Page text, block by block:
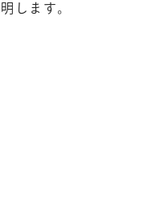
します。